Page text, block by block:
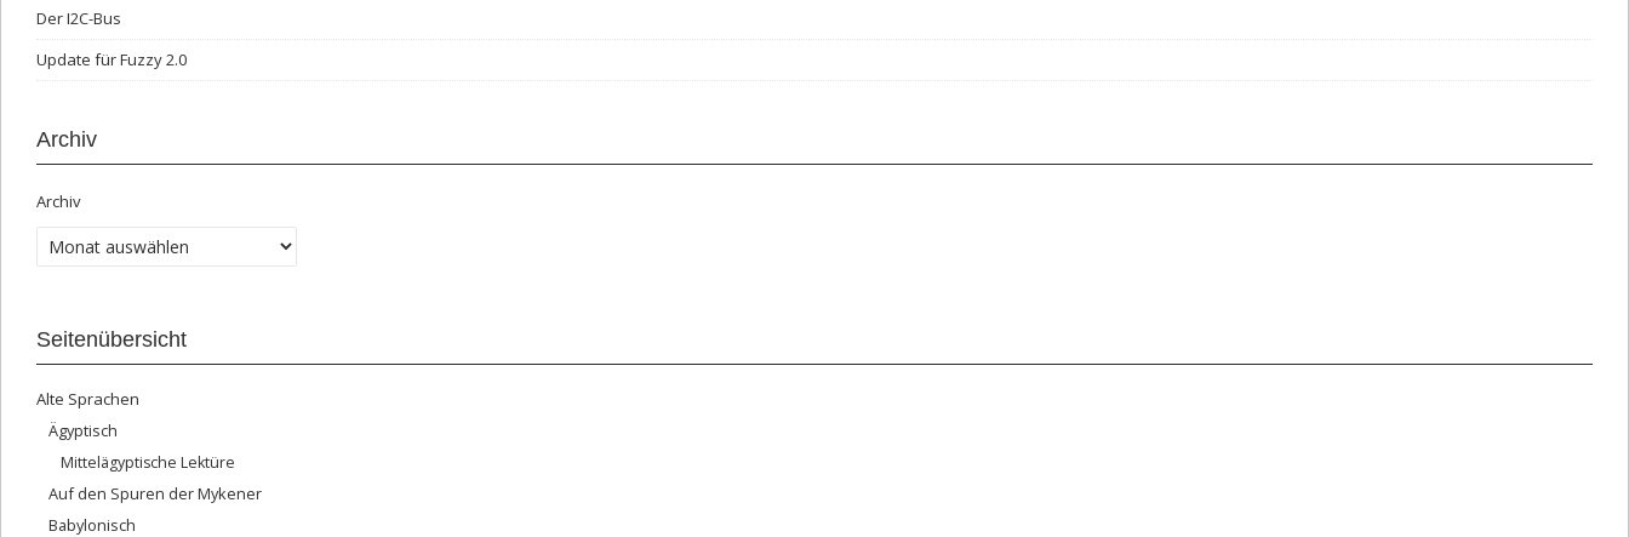
Der I2C-Bus
Update für Fuzzy 2.0
Archiv
Archiv
Seitenübersicht
Alte Sprachen
Ägyptisch
Mittelägyptische Lektüre
Auf den Spuren der Mykener
Babylonisch